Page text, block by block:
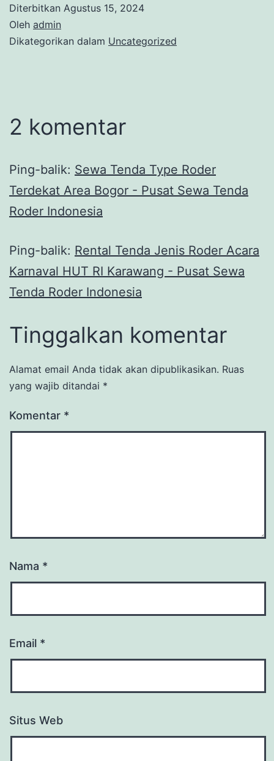
Diterbitkan Agustus 15, 2024
Oleh admin
Dikategorikan dalam Uncategorized
2 komentar
Ping-balik: Sewa Tenda Type Roder
Terdekat Area Bogor - Pusat Sewa Tenda
Roder Indonesia
Ping-balik: Rental Tenda Jenis Roder Acara
Karnaval HUT RI Karawang - Pusat Sewa
Tenda Roder Indonesia
Tinggalkan komentar
Alamat email Anda tidak akan dipublikasikan. Ruas
yang wajib ditandai *
Komentar *
Nama *
Email *
Situs Web